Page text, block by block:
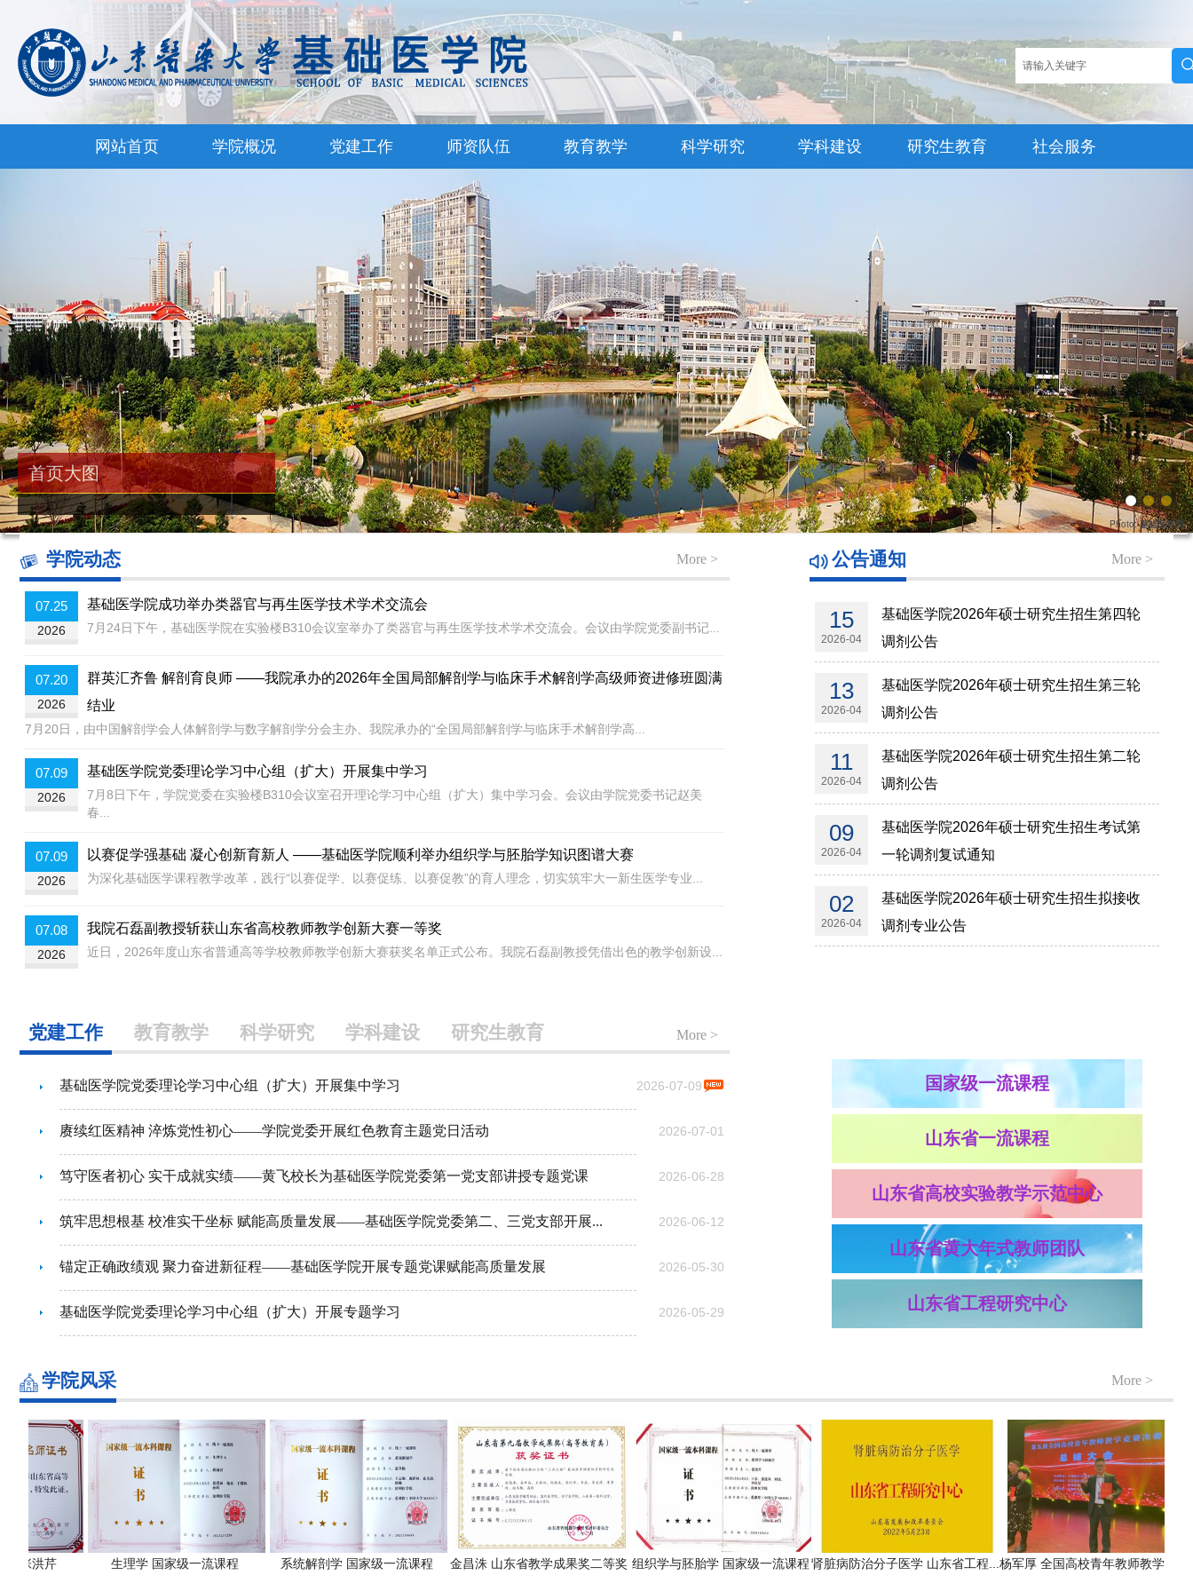
网站首页 学院概况 党建工作 师资队伍 教育教学 科学研究 学科建设 研究生教育 社会服务
首页大图
Photo:基础医学院
学院动态 More >
07.25
2026
基础医学院成功举办类器官与再生医学技术学术交流会
7月24日下午，基础医学院在实验楼B310会议室举办了类器官与再生医学技术学术交流会。会议由学院党委副书记...
07.20
2026
群英汇齐鲁 解剖育良师 ——我院承办的2026年全国局部解剖学与临床手术解剖学高级师资进修班圆满
结业
7月20日，由中国解剖学会人体解剖学与数字解剖学分会主办、我院承办的“全国局部解剖学与临床手术解剖学高...
07.09
2026
基础医学院党委理论学习中心组（扩大）开展集中学习
7月8日下午，学院党委在实验楼B310会议室召开理论学习中心组（扩大）集中学习会。会议由学院党委书记赵美
春...
07.09
2026
以赛促学强基础 凝心创新育新人 ——基础医学院顺利举办组织学与胚胎学知识图谱大赛
为深化基础医学课程教学改革，践行“以赛促学、以赛促练、以赛促教”的育人理念，切实筑牢大一新生医学专业...
07.08
2026
我院石磊副教授斩获山东省高校教师教学创新大赛一等奖
近日，2026年度山东省普通高等学校教师教学创新大赛获奖名单正式公布。我院石磊副教授凭借出色的教学创新设...
公告通知 More >
15
2026-04
基础医学院2026年硕士研究生招生第四轮
调剂公告
13
2026-04
基础医学院2026年硕士研究生招生第三轮
调剂公告
11
2026-04
基础医学院2026年硕士研究生招生第二轮
调剂公告
09
2026-04
基础医学院2026年硕士研究生招生考试第
一轮调剂复试通知
02
2026-04
基础医学院2026年硕士研究生招生拟接收
调剂专业公告
党建工作 教育教学 科学研究 学科建设 研究生教育 More >
基础医学院党委理论学习中心组（扩大）开展集中学习 2026-07-09
赓续红医精神 淬炼党性初心——学院党委开展红色教育主题党日活动 2026-07-01
笃守医者初心 实干成就实绩——黄飞校长为基础医学院党委第一党支部讲授专题党课 2026-06-28
筑牢思想根基 校准实干坐标 赋能高质量发展——基础医学院党委第二、三党支部开展... 2026-06-12
锚定正确政绩观 聚力奋进新征程——基础医学院开展专题党课赋能高质量发展 2026-05-30
基础医学院党委理论学习中心组（扩大）开展专题学习 2026-05-29
国家级一流课程
山东省一流课程
山东省高校实验教学示范中心
山东省黄大年式教师团队
山东省工程研究中心
学院风采 More >
张洪芹 生理学 国家级一流课程 系统解剖学 国家级一流课程 金昌洙 山东省教学成果奖二等奖 组织学与胚胎学 国家级一流课程肾脏病防治分子医学 山东省工程...杨军厚 全国高校青年教师教学比...